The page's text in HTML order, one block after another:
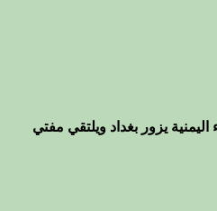
يزور بغداد ويلتقي مفتي